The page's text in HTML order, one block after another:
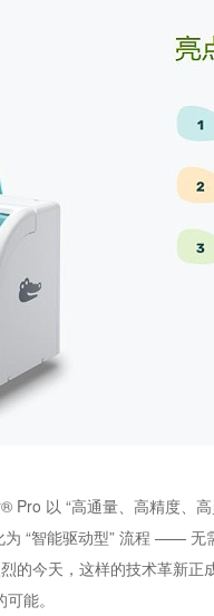
Pro 以 “高通量、高精度、
为 “智能驱动型” 流程 ——
的今天，这样的技术革新
能。